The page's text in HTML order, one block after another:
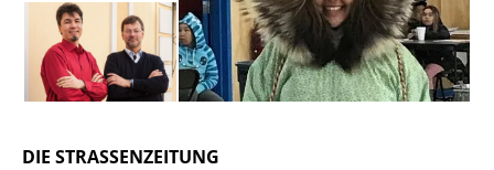
DIE STRASSENZEITUNG